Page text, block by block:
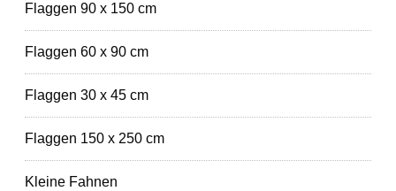
Flaggen 90 x 150 cm
Flaggen 60 x 90 cm
Flaggen 30 x 45 cm
Flaggen 150 x 250 cm
Kleine Fahnen